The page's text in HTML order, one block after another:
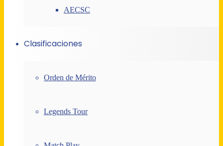
AECSC
Clasificaciones
Orden de Mérito
Legends Tour